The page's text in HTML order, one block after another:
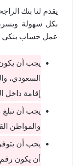
يقدم لنا بنك
بكل سهولة
عمل حساب بنكي
يجب أن
السعودي،
إقامة داخل
والمواطن القاصر
يجب أن
أن يكون